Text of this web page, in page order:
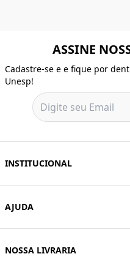
ASSINE
Cadastre-se e e fique por
Unesp!
INSTITUCIONAL
AJUDA
NOSSA LIVRARIA